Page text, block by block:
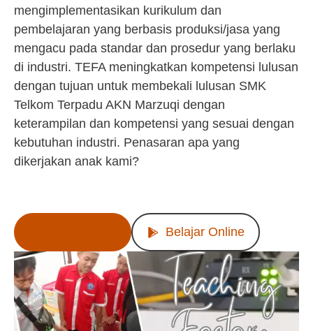
mengimplementasikan kurikulum dan
pembelajaran yang berbasis produksi/jasa yang
mengacu pada standar dan prosedur yang berlaku
di industri. TEFA meningkatkan kompetensi lulusan
dengan tujuan untuk membekali lulusan SMK
Telkom Terpadu AKN Marzuqi dengan
keterampilan dan kompetensi yang sesuai dengan
kebutuhan industri. Penasaran apa yang
dikerjakan anak kami?
Belajar Online